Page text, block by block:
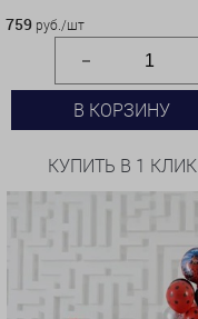
759 руб./шт
В КОРЗИНУ
КУПИТЬ В 1 КЛИК